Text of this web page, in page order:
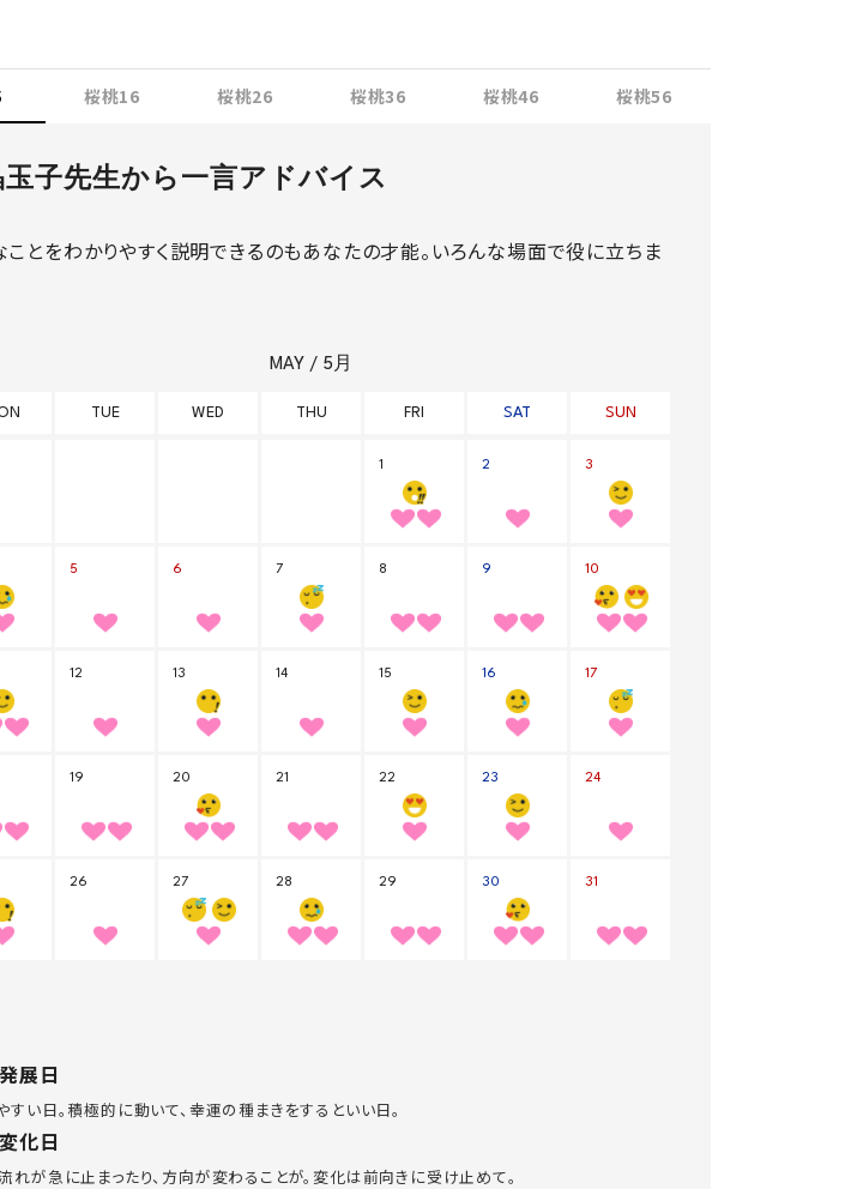
桜桃16 桜桃26 桜桃36 桜桃46 桜桃56
玉子先生から一言アドバイス
とをわかりやすく説明できるのもあなたの才能。いろんな場面で役に立ちま
発展日
すい日。積極的に動いて、幸運の種まきをするといい日。
変化日
れが急に止まったり、方向が変わることが。変化は前向きに受け止めて。